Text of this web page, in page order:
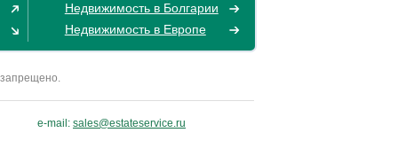
Недвижимость в Болгарии
Недвижимость в Европе
e-mail: sales@estateservice.ru